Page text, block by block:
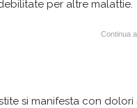
per altre malattie.
Continua
si manifesta con